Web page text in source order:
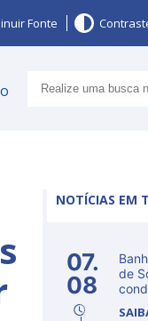
Fonte
NOTÍCIAS EM
07.
08
de